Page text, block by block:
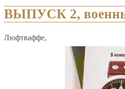
ВЫПУСК 2,
Люфтваффе,